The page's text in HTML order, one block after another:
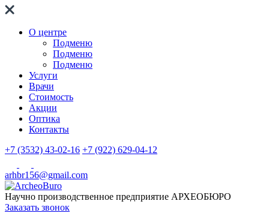
О центре
Подменю
Подменю
Подменю
Услуги
Врачи
Стоимость
Акции
Оптика
Контакты
+7 (3532) 43-02-16 +7 (922) 629-04-12
arhbr156@gmail.com
Научно производственное предприятие АРХЕОБЮРО
Заказать звонок